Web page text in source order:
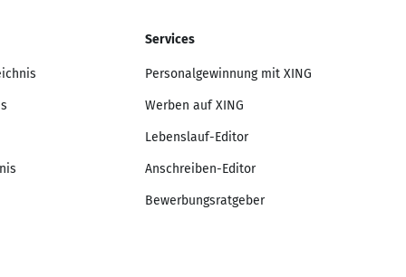
Services
Personalgewinnung mit XING
Werben auf XING
Lebenslauf-Editor
Anschreiben-Editor
Bewerbungsratgeber